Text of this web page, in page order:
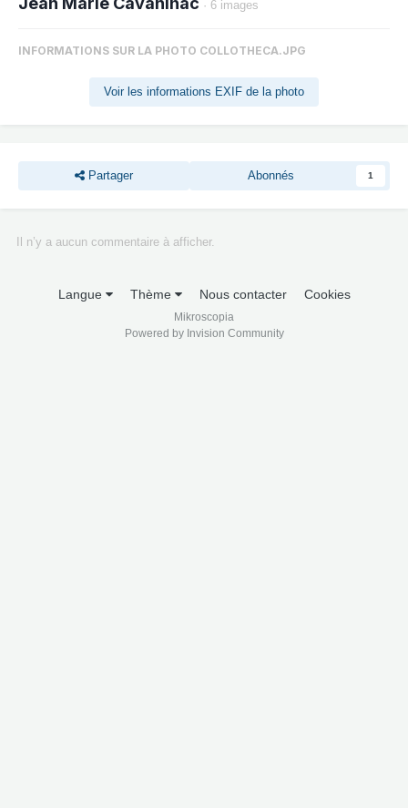
· 6 images
INFORMATIONS SUR LA PHOTO COLLOTHECA.JPG
Voir les informations EXIF de la photo
Partager Abonnés 1
Il n’y a aucun commentaire à afficher.
Langue Thème Nous contacter Cookies
Mikroscopia
Powered by Invision Community